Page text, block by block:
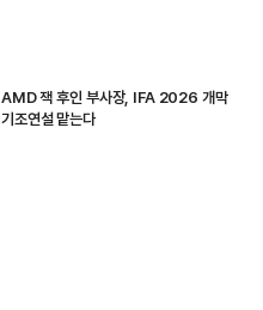
AMD 잭 후인 부사장, IFA 2026 개막
기조연설 맡는다